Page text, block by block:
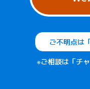
ご不明点は
※ご相談は「チ